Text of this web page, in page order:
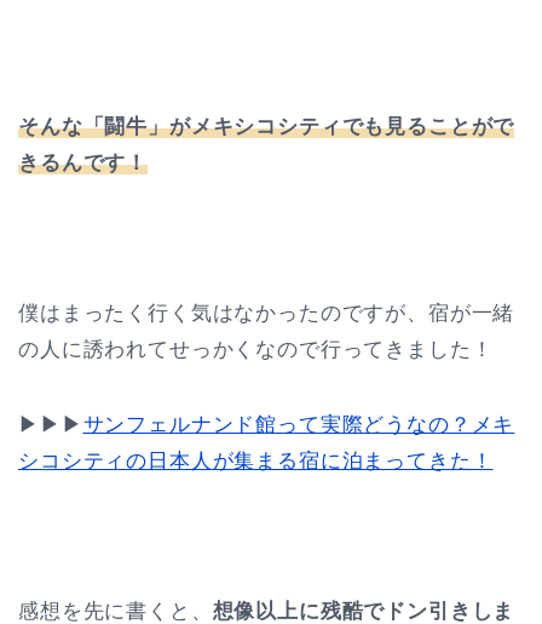
そんな「闘牛」がメキシコシティでも見ることがで
きるんです！
僕はまったく行く気はなかったのですが、宿が一緒
の人に誘われてせっかくなので行ってきました！
▶︎▶︎▶︎ サンフェルナンド館って実際どうなの？メキ
シコシティの日本人が集まる宿に泊まってきた！
感想を先に書くと、 想像以上に残酷でドン引きしま